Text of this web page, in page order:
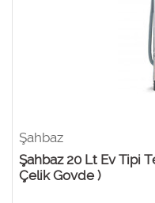
Şahbaz
Şahbaz 20 Lt Ev Tipi
Çelik Govde )